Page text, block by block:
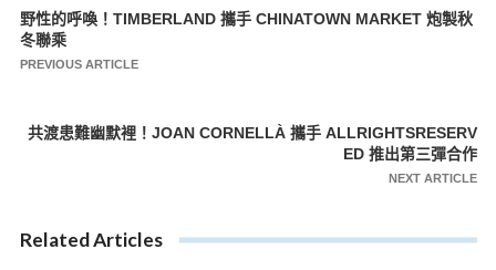
文
章
覽
野性的呼喚！TIMBERLAND 攜手 CHINATOWN MARKET 炮製秋
冬聯乘
PREVIOUS ARTICLE
共渡患難幽默裡！JOAN CORNELLÀ 攜手 ALLRIGHTSRESERV
ED 推出第三彈合作
NEXT ARTICLE
Related Articles